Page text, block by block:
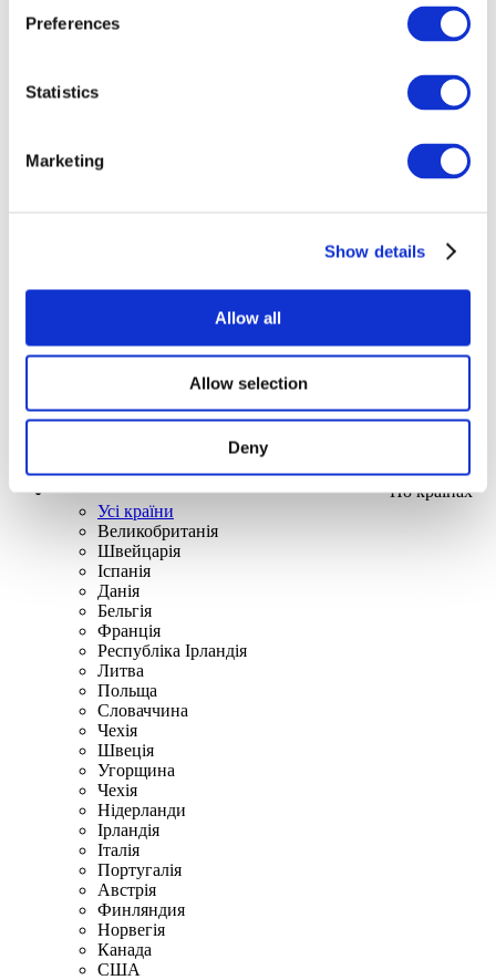
Preferences
Statistics
Marketing
Show details
Allow all
Allow selection
Deny
Всі заходи
Концерти
По країнах
Усі країни
Великобританія
Швейцарія
Іспанія
Данія
Бельгія
Франція
Республіка Ірландія
Литва
Польща
Словаччина
Чехія
Швецiя
Угорщина
Чехія
Нідерланди
Iрландія
Iталiя
Португалія
Австрія
Финляндия
Норвегія
Канада
США